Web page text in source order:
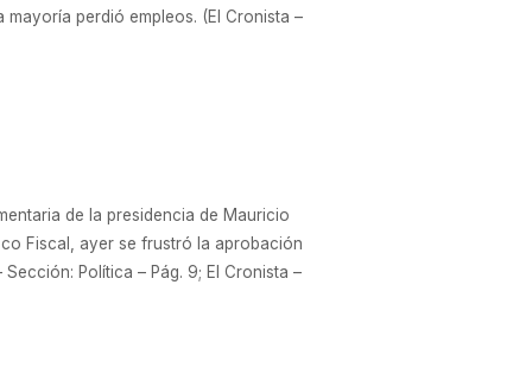
perdió empleos. (El Cronista –
de la presidencia de Mauricio
Fiscal, ayer se frustró la aprobación
Política – Pág. 9; El Cronista –